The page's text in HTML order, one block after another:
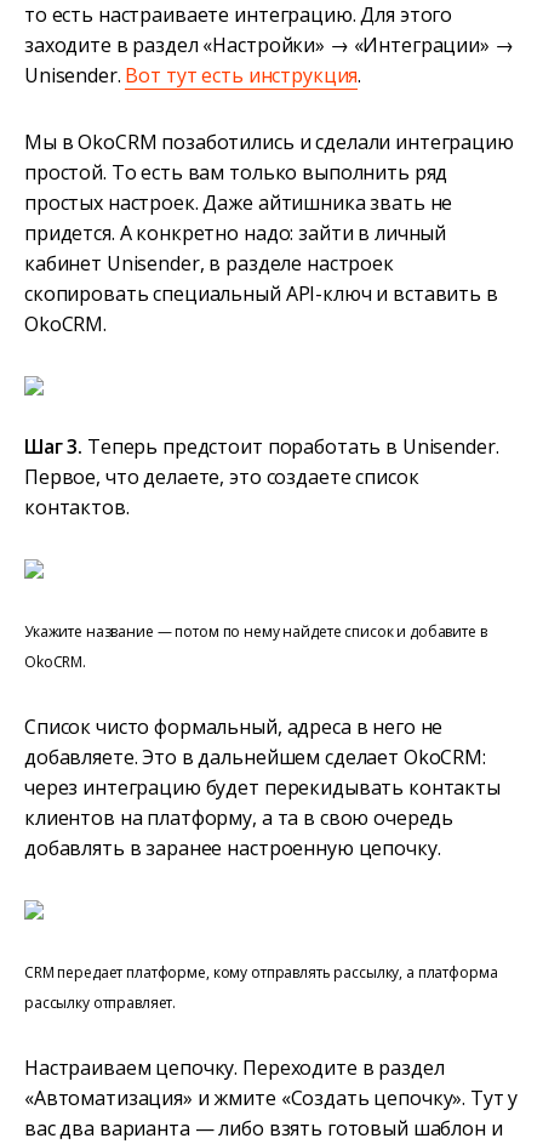
то есть настраиваете интеграцию. Для этого
заходите в раздел «Настройки» → «Интеграции» →
Unisender. Вот тут есть инструкция.
Мы в OkoCRM позаботились и сделали интеграцию
простой. То есть вам только выполнить ряд
простых настроек. Даже айтишника звать не
придется. А конкретно надо: зайти в личный
кабинет Unisender, в разделе настроек
скопировать специальный API-ключ и вставить в
OkoCRM.
Шаг 3. Теперь предстоит поработать в Unisender.
Первое, что делаете, это создаете список
контактов.
Укажите название — потом по нему найдете список и добавите в
OkoCRM.
Список чисто формальный, адреса в него не
добавляете. Это в дальнейшем сделает OkoCRM:
через интеграцию будет перекидывать контакты
клиентов на платформу, а та в свою очередь
добавлять в заранее настроенную цепочку.
CRM передает платформе, кому отправлять рассылку, а платформа
рассылку отправляет.
Настраиваем цепочку. Переходите в раздел
«Автоматизация» и жмите «Создать цепочку». Тут у
вас два варианта — либо взять готовый шаблон и